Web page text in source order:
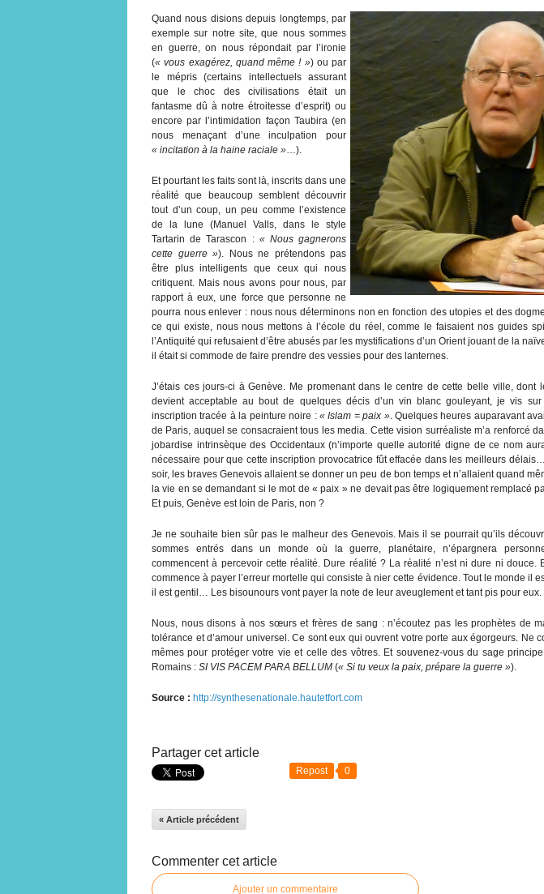
Quand nous disions depuis longtemps, par
exemple sur notre site, que nous sommes
en guerre, on nous répondait par l’ironie
(« vous exagérez, quand même ! ») ou par
le mépris (certains intellectuels assurant
que le choc des civilisations était un
fantasme dû à notre étroitesse d’esprit) ou
encore par l’intimidation façon Taubira (en
nous menaçant d’une inculpation pour
« incitation à la haine raciale »…).
Et pourtant les faits sont là, inscrits dans une
réalité que beaucoup semblent découvrir
tout d’un coup, un peu comme l’existence
de la lune (Manuel Valls, dans le style
Tartarin de Tarascon : « Nous gagnerons
cette guerre »). Nous ne prétendons pas
être plus intelligents que ceux qui nous
critiquent. Mais nous avons pour nous, par
rapport à eux, une force que personne ne
pourra nous enlever : nous nous déterminons non en fonction des utopies et des
ce qui existe, nous nous mettons à l’école du réel, comme le faisaient nos guides
l’Antiquité qui refusaient d’être abusés par les mystifications d’un Orient jouant de la
il était si commode de faire prendre des vessies pour des lanternes.
J’étais ces jours-ci à Genève. Me promenant dans le centre de cette belle ville, dont
devient acceptable au bout de quelques décis d’un vin blanc gouleyant, je vis
inscription tracée à la peinture noire : « Islam = paix ». Quelques heures auparavant
de Paris, auquel se consacraient tous les media. Cette vision surréaliste m’a renforcé
jobardise intrinsèque des Occidentaux (n’importe quelle autorité digne de ce nom
nécessaire pour que cette inscription provocatrice fût effacée dans les meilleurs
soir, les braves Genevois allaient se donner un peu de bon temps et n’allaient quand
la vie en se demandant si le mot de « paix » ne devait pas être logiquement remplacé
Et puis, Genève est loin de Paris, non ?
Je ne souhaite bien sûr pas le malheur des Genevois. Mais il se pourrait qu’ils
sommes entrés dans un monde où la guerre, planétaire, n’épargnera
commencent à percevoir cette réalité. Dure réalité ? La réalité n’est ni dure ni douce.
commence à payer l’erreur mortelle qui consiste à nier cette évidence. Tout le monde il
il est gentil… Les bisounours vont payer la note de leur aveuglement et tant pis pour eux.
Nous, nous disons à nos sœurs et frères de sang : n’écoutez pas les prophètes de
tolérance et d’amour universel. Ce sont eux qui ouvrent votre porte aux égorgeurs. Ne
mêmes pour protéger votre vie et celle des vôtres. Et souvenez-vous du sage
Romains : SI VIS PACEM PARA BELLUM (« Si tu veux la paix, prépare la guerre »).
Source : http://synthesenationale.hautetfort.com
Partager cet article
Repost 0
« Article précédent
Commenter cet article
Ajouter un commentaire